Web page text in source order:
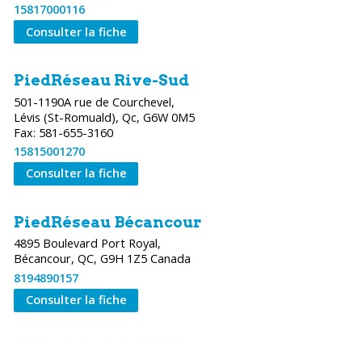
15817000116
Consulter la fiche
PiedRéseau Rive-Sud
501-1190A rue de Courchevel,
Lévis (St-Romuald), Qc, G6W 0M5
15815001270
Consulter la fiche
PiedRéseau Bécancour
4895 Boulevard Port Royal,
Bécancour, QC, G9H 1Z5 Canada
8194890157
Consulter la fiche